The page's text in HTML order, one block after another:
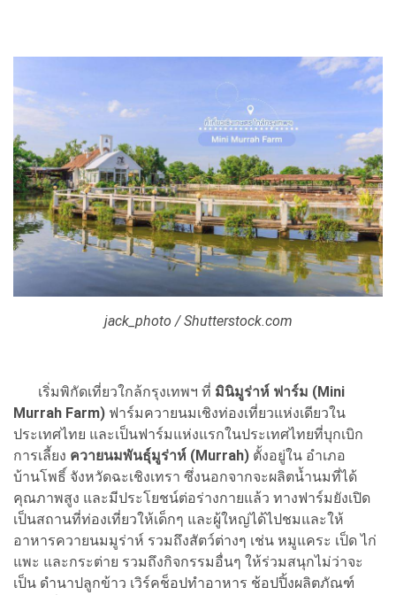
jack_photo / Shutterstock.com
เริ่มพิกัดเที่ยวใกล้กรุงเทพฯ ที่ มินิมูร่าห์ ฟาร์ม (Mini
Murrah Farm) ฟาร์มควายนมเชิงท่องเที่ยวแห่งเดียวใน
ประเทศไทย และเป็นฟาร์มแห่งแรกในประเทศไทยที่บุกเบิก
การเลี้ยง ควายนมพันธุ์มูร่าห์ (Murrah) ตั้งอยู่ใน อำเภอ
บ้านโพธิ์ จังหวัดฉะเชิงเทรา ซึ่งนอกจากจะผลิตน้ำนมที่ได้
คุณภาพสูง และมีประโยชน์ต่อร่างกายแล้ว ทางฟาร์มยังเปิด
เป็นสถานที่ท่องเที่ยวให้เด็กๆ และผู้ใหญ่ได้ไปชมและให้
อาหารควายนมมูร่าห์ รวมถึงสัตว์ต่างๆ เช่น หมูแคระ เป็ด ไก่
แพะ และกระต่าย รวมถึงกิจกรรมอื่นๆ ให้ร่วมสนุกไม่ว่าจะ
เป็น ดำนาปลูกข้าว เวิร์คช็อปทำอาหาร ช้อปปิ้งผลิตภัณฑ์